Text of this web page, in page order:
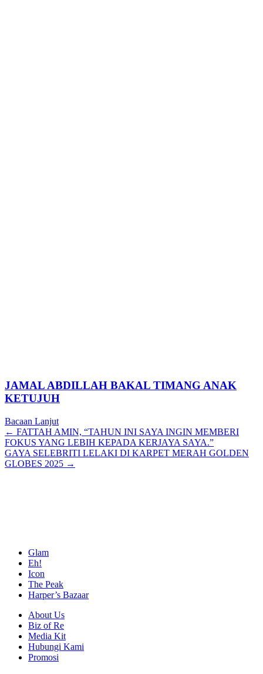
JAMAL ABDILLAH BAKAL TIMANG ANAK
KETUJUH
Bacaan Lanjut
Posts
navigation
← FATTAH AMIN, “TAHUN INI SAYA INGIN MEMBERI
FOKUS YANG LEBIH KEPADA KERJAYA SAYA.”
GAYA SELEBRITI LELAKI DI KARPET MERAH GOLDEN
GLOBES 2025 →
Glam
Eh!
Icon
The Peak
Harper’s Bazaar
About Us
Biz of Re
Media Kit
Hubungi Kami
Promosi